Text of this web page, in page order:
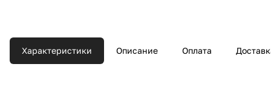
Характеристики Описание Оплата